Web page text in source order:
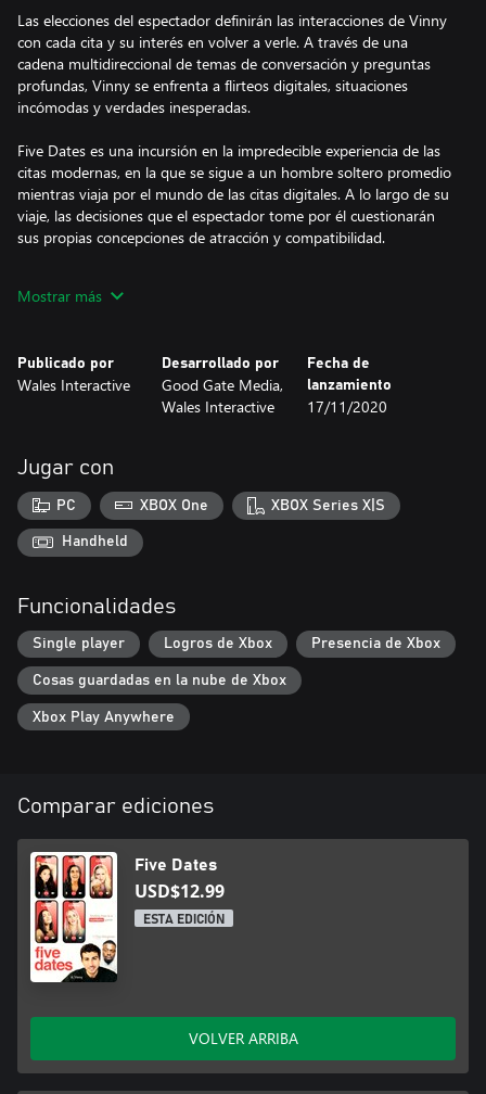
Las elecciones del espectador definirán las interacciones de Vinny
con cada cita y su interés en volver a verle. A través de una
cadena multidireccional de temas de conversación y preguntas
profundas, Vinny se enfrenta a flirteos digitales, situaciones
incómodas y verdades inesperadas.
Five Dates es una incursión en la impredecible experiencia de las
citas modernas, en la que se sigue a un hombre soltero promedio
mientras viaja por el mundo de las citas digitales. A lo largo de su
viaje, las decisiones que el espectador tome por él cuestionarán
sus propias concepciones de atracción y compatibilidad.
Shapeshifting Detective.
Mostrar más
Publicado por
Wales Interactive
Desarrollado por
Good Gate Media,
Wales Interactive
Fecha de
lanzamiento
17/11/2020
Jugar con
PC XBOX One XBOX Series X|S
Handheld
Funcionalidades
Single player Logros de Xbox Presencia de Xbox
Cosas guardadas en la nube de Xbox
Xbox Play Anywhere
Comparar ediciones
Five Dates
USD$12.99
ESTA EDICIÓN
VOLVER ARRIBA